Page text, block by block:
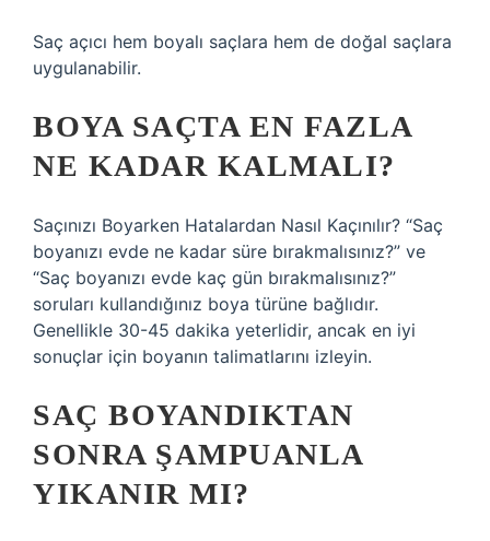
Saç açıcı hem boyalı saçlara hem de doğal saçlara
uygulanabilir.
BOYA SAÇTA EN FAZLA
NE KADAR KALMALI?
Saçınızı Boyarken Hatalardan Nasıl Kaçınılır? “Saç
boyanızı evde ne kadar süre bırakmalısınız?” ve
“Saç boyanızı evde kaç gün bırakmalısınız?”
soruları kullandığınız boya türüne bağlıdır.
Genellikle 30-45 dakika yeterlidir, ancak en iyi
sonuçlar için boyanın talimatlarını izleyin.
SAÇ BOYANDIKTAN
SONRA ŞAMPUANLA
YIKANIR MI?